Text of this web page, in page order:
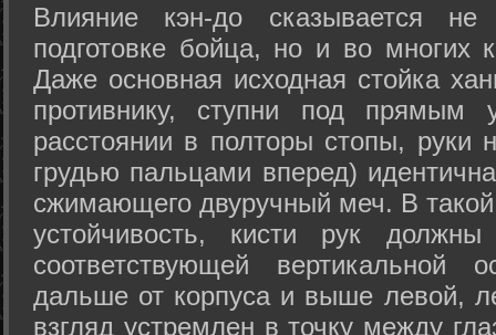
Влияние кэн-до сказывается не
подготовке бойца, но и во многих
Даже основная исходная стойка
противнику, ступни под прямым
расстоянии в полторы стопы, руки
грудью пальцами вперед)
сжимающего двуручный меч. В
устойчивость, кисти рук
соответствующей
дальше от корпуса и выше левой,
взгляд устремлен в точку между